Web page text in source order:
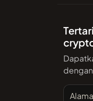
Alamat